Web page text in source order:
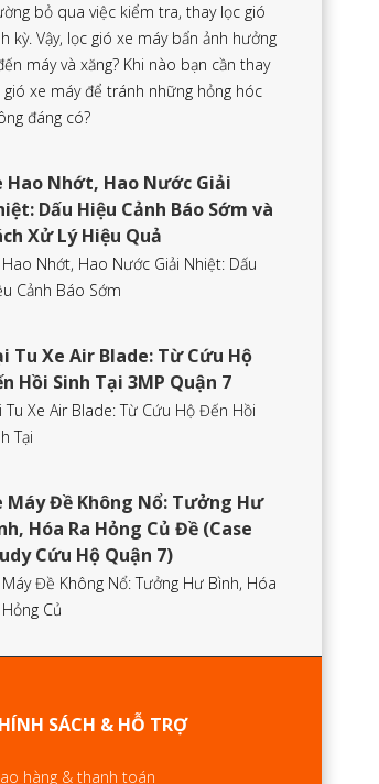
bỏ qua việc kiểm tra, thay lọc gió
kỳ. Vậy, lọc gió xe máy bẩn ảnh hưởng
máy và xăng? Khi nào bạn cần thay
gió xe máy để tránh những hỏng hóc
đáng có?
Hao Nhớt, Hao Nước Giải
Dấu Hiệu Cảnh Báo Sớm và
Xử Lý Hiệu Quả
Nhớt, Hao Nước Giải Nhiệt: Dấu
Cảnh Báo Sớm
Tu Xe Air Blade: Từ Cứu Hộ
Hồi Sinh Tại 3MP Quận 7
Tu Xe Air Blade: Từ Cứu Hộ Đến Hồi
Tại
Máy Đề Không Nổ: Tưởng Hư
Hóa Ra Hỏng Củ Đề (Case
Cứu Hộ Quận 7)
Đề Không Nổ: Tưởng Hư Bình, Hóa
Hỏng Củ
SÁCH & HỖ TRỢ
hàng & thanh toán